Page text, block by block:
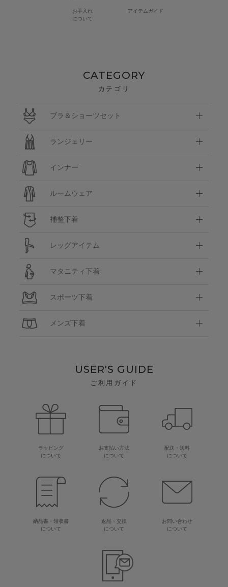
お手入れ
について
アイテムガイド
CATEGORY
カテゴリ
ブラ＆ショーツセット
ランジェリー
インナー
ルームウェア
補整下着
レッグアイテム
マタニティ下着
スポーツ下着
メンズ下着
USER'S GUIDE
ご利用ガイド
ラッピング
について
お支払い方法
について
配送・送料
について
納品書・領収書
について
返品・交換
について
お問い合わせ
について